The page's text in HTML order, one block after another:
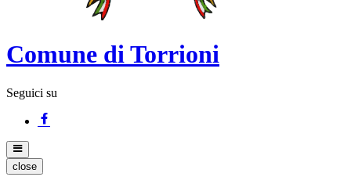
Comune di Torrioni
Seguici su
close